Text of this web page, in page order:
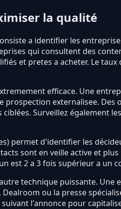
la qualité
a identifier les
qui consultent des
et pretes a acheter. Le
efficace. Une
externalisee.
Surveillez également
permet d'identifier les
sont en veille active et
est 2 a 3 fois supérieur a un
technique puissante.
ou la presse
l'annonce pour